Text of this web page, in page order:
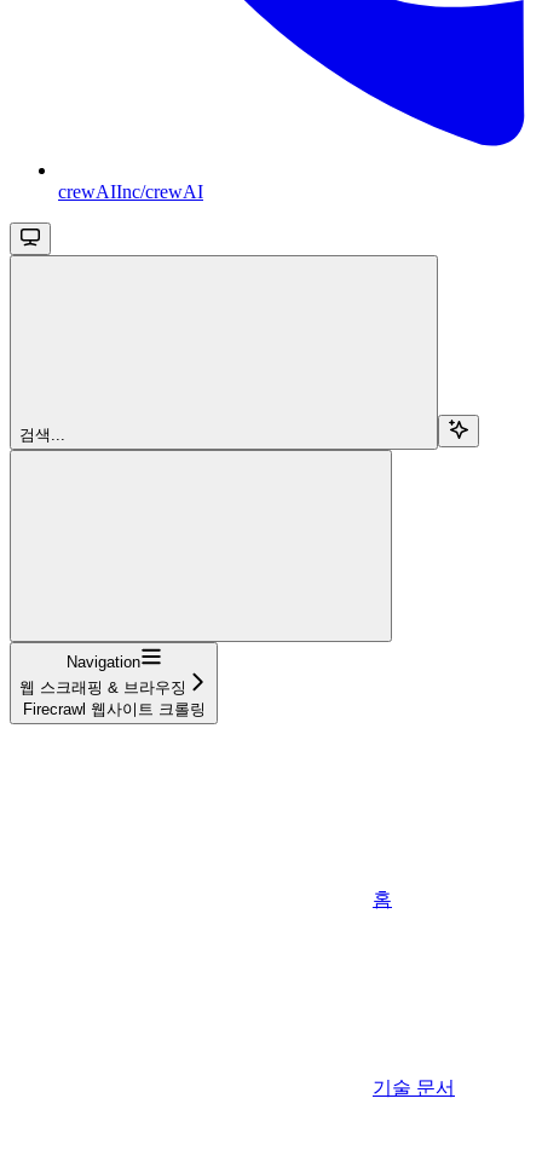
crewAIInc/crewAI
검색...
Navigation
웹 스크래핑 & 브라우징
Firecrawl 웹사이트 크롤링
홈
기술 문서